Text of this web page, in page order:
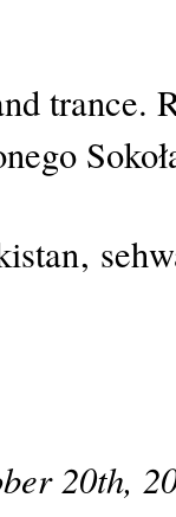
trance.
,
20th,